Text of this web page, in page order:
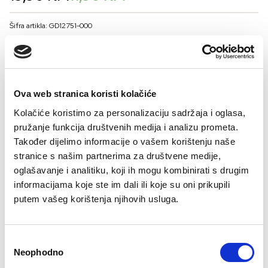
Ova web stranica koristi kolačiće
Kolačiće koristimo za personalizaciju sadržaja i oglasa,
pružanje funkcija društvenih medija i analizu prometa.
Također dijelimo informacije o vašem korištenju naše
stranice s našim partnerima za društvene medije,
oglašavanje i analitiku, koji ih mogu kombinirati s drugim
informacijama koje ste im dali ili koje su oni prikupili
putem vašeg korištenja njihovih usluga.
Selection
Neophodno
price
was:
19,90 KM.
price
is:
11,90 KM.
Šifra artikla: GD12751-000
BOJA
VELIČINA MUŠKARCI
50 52 54 56
Kalkulator veličina
- + DODAJTE U KORPU
Sastav